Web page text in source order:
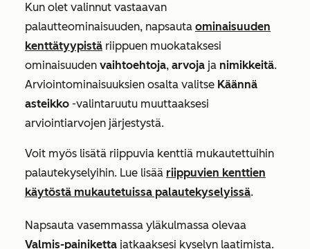
Kun olet valinnut vastaavan
palautteominaisuuden, napsauta ominaisuuden
kenttätyypistä riippuen muokataksesi
ominaisuuden vaihtoehtoja, arvoja ja nimikkeitä.
Arviointominaisuuksien osalta valitse Käännä
asteikko -valintaruutu muuttaaksesi
arviointiarvojen järjestystä.
Voit myös lisätä riippuvia kenttiä mukautettuihin
palautekyselyihin. Lue lisää riippuvien kenttien
käytöstä mukautetuissa palautekyselyissä.
Napsauta vasemmassa yläkulmassa olevaa
Valmis-painiketta jatkaaksesi kyselyn laatimista.